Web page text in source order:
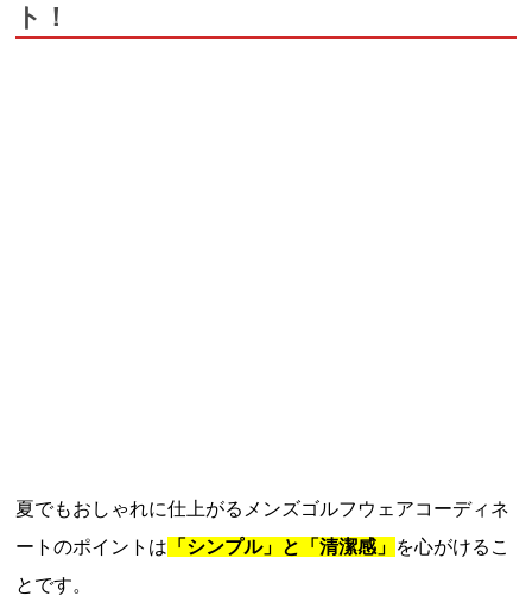
ト！
夏でもおしゃれに仕上がるメンズゴルフウェアコーディネ
ートのポイントは 「シンプル」と「清潔感」 を心がけるこ
とです。